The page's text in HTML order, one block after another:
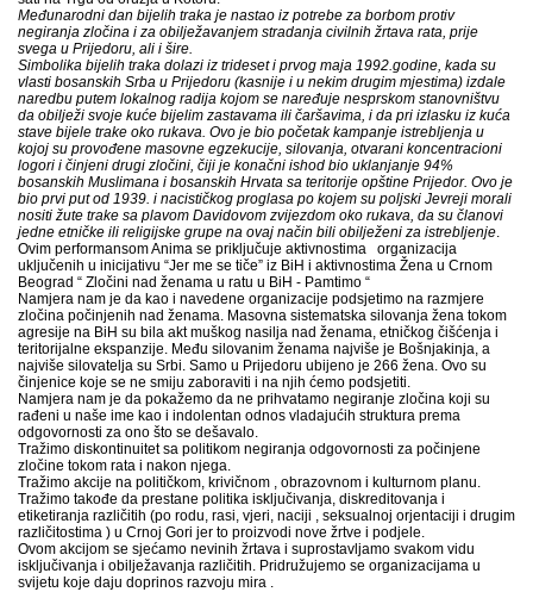
Međunarodni dan bijelih traka je nastao iz potrebe za borbom protiv
negiranja zločina i za obilježavanjem stradanja civilnih žrtava rata, prije
svega u Prijedoru, ali i šire.
Simbolika bijelih traka dolazi iz trideset i prvog maja 1992.godine, kada su
vlasti bosanskih Srba u Prijedoru (kasnije i u nekim drugim mjestima) izdale
naredbu putem lokalnog radija kojom se naređuje nesprskom stanovništvu
da obilježi svoje kuće bijelim zastavama ili čaršavima, i da pri izlasku iz kuća
stave bijele trake oko rukava. Ovo je bio početak kampanje istrebljenja u
kojoj su provođene masovne egzekucije, silovanja, otvarani koncentracioni
logori i činjeni drugi zločini, čiji je konačni ishod bio uklanjanje 94%
bosanskih Muslimana i bosanskih Hrvata sa teritorije opštine Prijedor. Ovo je
bio prvi put od 1939. i nacističkog proglasa po kojem su poljski Jevreji morali
nositi žute trake sa plavom Davidovom zvijezdom oko rukava, da su članovi
jedne etničke ili religijske grupe na ovaj način bili obilježeni za istrebljenje.
Ovim performansom Anima se priključuje aktivnostima organizacija
uključenih u inicijativu “Jer me se tiče” iz BiH i aktivnostima Žena u Crnom
Beograd “ Zločini nad ženama u ratu u BiH - Pamtimo “
Namjera nam je da kao i navedene organizacije podsjetimo na razmjere
zločina počinjenih nad ženama. Masovna sistematska silovanja žena tokom
agresije na BiH su bila akt muškog nasilja nad ženama, etničkog čišćenja i
teritorijalne ekspanzije. Među silovanim ženama najviše je Bošnjakinja, a
najviše silovatelja su Srbi. Samo u Prijedoru ubijeno je 266 žena. Ovo su
činjenice koje se ne smiju zaboraviti i na njih ćemo podsjetiti.
Namjera nam je da pokažemo da ne prihvatamo negiranje zločina koji su
rađeni u naše ime kao i indolentan odnos vladajućih struktura prema
odgovornosti za ono što se dešavalo.
Tražimo diskontinuitet sa politikom negiranja odgovornosti za počinjene
zločine tokom rata i nakon njega.
Tražimo akcije na političkom, krivičnom , obrazovnom i kulturnom planu.
Tražimo takođe da prestane politika isključivanja, diskreditovanja i
etiketiranja različitih (po rodu, rasi, vjeri, naciji , seksualnoj orjentaciji i drugim
različitostima ) u Crnoj Gori jer to proizvodi nove žrtve i podjele.
Ovom akcijom se sjećamo nevinih žrtava i suprostavljamo svakom vidu
isključivanja i obilježavanja različitih. Pridružujemo se organizacijama u
svijetu koje daju doprinos razvoju mira .